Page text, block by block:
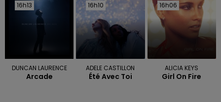
16h13
16h13
DUNCAN LAURENCE
Arcade
16h10
16h10
ADELE CASTILLON
Été Avec Toi
16h06
16h06
ALICIA KEYS
Girl On Fire